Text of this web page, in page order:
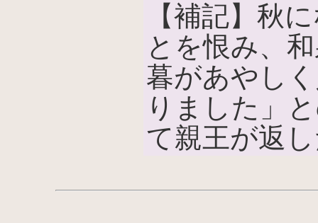
【補記】秋
とを恨み、
暮があやし
りました」
て親王が返